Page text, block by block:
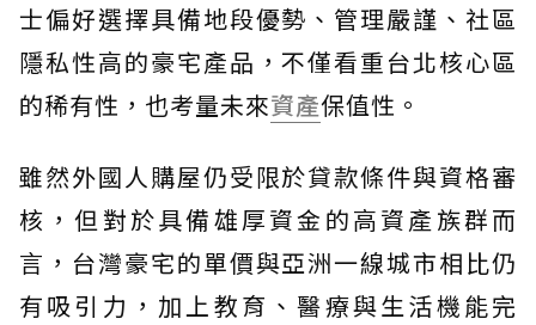
士偏好選擇具備地段優勢、管理嚴謹、社區
隱私性高的豪宅產品，不僅看重台北核心區
的稀有性，也考量未來資產保值性。
雖然外國人購屋仍受限於貸款條件與資格審
核，但對於具備雄厚資金的高資產族群而
言，台灣豪宅的單價與亞洲一線城市相比仍
有吸引力，加上教育、醫療與生活機能完